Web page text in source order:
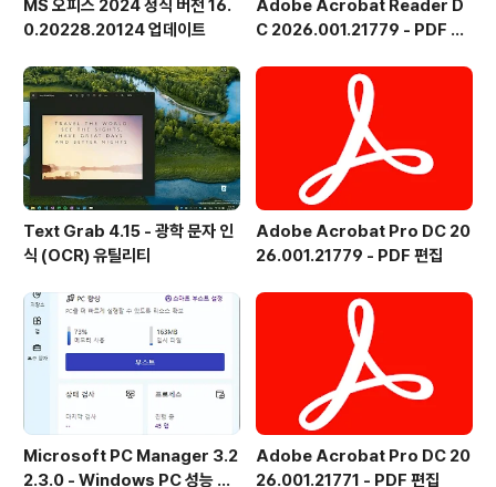
MS 오피스 2024 정식 버전 16.
0.20228.20124 업데이트
Adobe Acrobat Reader D
C 2026.001.21779 - PDF 뷰
Text Grab 4.15 - 광학 문자 인
식 (OCR) 유틸리티
Adobe Acrobat Pro DC 20
26.001.21779 - PDF 편집
Microsoft PC Manager 3.2
2.3.0 - Windows PC 성능 향
Adobe Acrobat Pro DC 20
26.001.21771 - PDF 편집